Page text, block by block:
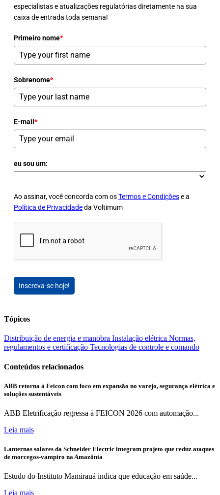
especialistas e atualizações regulatórias diretamente na sua
caixa de entrada toda semana!
Primeiro nome*
Sobrenome*
E-mail *
eu sou um:
Ao assinar, você concorda com osTermos e Condiçõese a
Política de Privacidadeda Voltimum
Inscreva-se hoje!
Tópicos
Distribuição de energia e manobra Instalação elétrica Normas,
regulamentos e certificação Tecnologias de controle e comando
Conteúdos relacionados
ABB retorna à Feicon com foco em expansão no varejo, segurança elétrica e
soluções sustentáveis
ABB Eletrificação regressa à FEICON 2026 com automação...
Leia mais
Lanternas solares da Schneider Electric integram projeto que reduz ataques
de morcegos-vampiro na Amazônia
Estudo do Instituto Mamirauá indica que educação em saúde...
Leia mais